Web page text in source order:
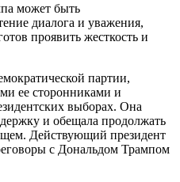
может быть
диалога и уважения,
проявить жесткость и
партии,
ее сторонниками и
выборах. Она
и обещала продолжать
Действующий президент
с Дональдом Трампом